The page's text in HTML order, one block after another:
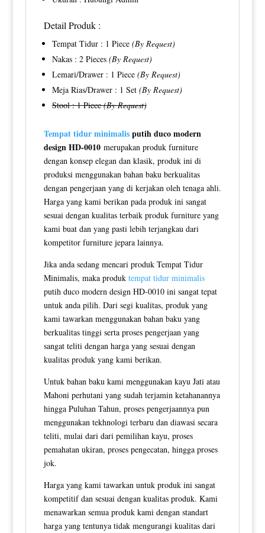
Detail Produk :
Tempat Tidur : 1 Piece (By Request)
Nakas : 2 Pieces (By Request)
Lemari/Drawer : 1 Piece (By Request)
Meja Rias/Drawer : 1 Set (By Request)
Stool : 1 Piece(By Request)
Tempat tidur minimalisputih duco modern
design HD-0010merupakan produk furniture
dengan konsep elegan dan klasik, produk ini di
produksi menggunakan bahan baku berkualitas
dengan pengerjaan yang di kerjakan oleh tenaga ahli.
Harga yang kami berikan pada produk ini sangat
sesuai dengan kualitas terbaik produk furniture yang
kami buat dan yang pasti lebih terjangkau dari
kompetitor furniture jepara lainnya.
Jika anda sedang mencari produk Tempat Tidur
Minimalis, maka produk tempat tidur minimalis
putih duco modern design HD-0010 ini sangat tepat
untuk anda pilih. Dari segi kualitas, produk yang
kami tawarkan menggunakan bahan baku yang
berkualitas tinggi serta proses pengerjaan yang
sangat teliti dengan harga yang sesuai dengan
kualitas produk yang kami berikan.
Untuk bahan baku kami menggunakan kayu Jati atau
Mahoni perhutani yang sudah terjamin ketahanannya
hingga Puluhan Tahun, proses pengerjaannya pun
menggunakan tekhnologi terbaru dan diawasi secara
teliti, mulai dari dari pemilihan kayu, proses
pemahatan ukiran, proses pengecatan, hingga proses
jok.
Harga yang kami tawarkan untuk produk ini sangat
kompetitif dan sesuai dengan kualitas produk. Kami
menawarkan semua produk kami dengan standart
harga yang tentunya tidak mengurangi kualitas dari